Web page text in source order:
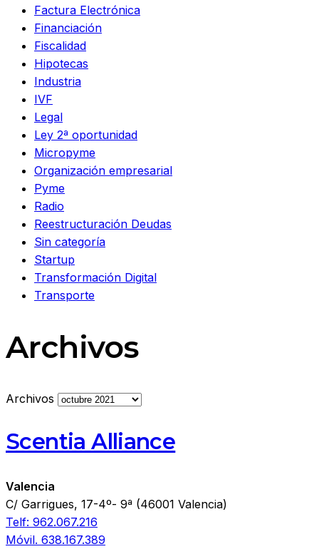
Factura Electrónica
Financiación
Fiscalidad
Hipotecas
Industria
IVF
Legal
Ley 2ª oportunidad
Micropyme
Organización empresarial
Pyme
Radio
Reestructuración Deudas
Sin categoría
Startup
Transformación Digital
Transporte
Archivos
Archivos
Scentia Alliance
Valencia
C/ Garrigues, 17-4º- 9ª (46001 Valencia)
Telf: 962.067.216
Móvil. 638.167.389